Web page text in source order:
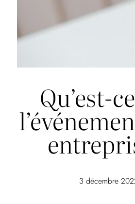
Qu’est-
3 décembre